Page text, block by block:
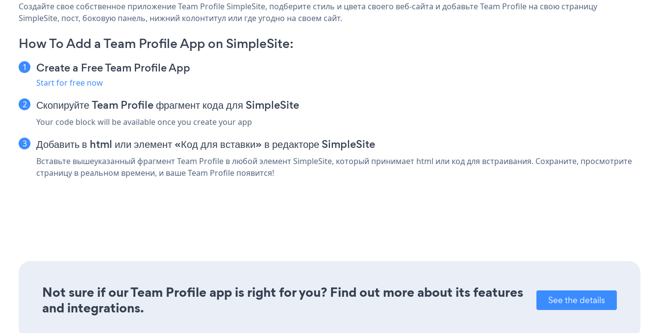
Создайте свое собственное приложение Team Profile SimpleSite, подберите стиль и цвета своего веб-сайта и добавьте Team Profile на свою страницу
SimpleSite, пост, боковую панель, нижний колонтитул или где угодно на своем сайт.
How To Add a Team Profile App on SimpleSite:
Create a Free Team Profile App
Start for free now
Скопируйте Team Profile фрагмент кода для SimpleSite
Your code block will be available once you create your app
Добавить в html или элемент «Код для вставки» в редакторе SimpleSite
Вставьте вышеуказанный фрагмент Team Profile в любой элемент SimpleSite, который принимает html или код для встраивания. Сохраните, просмотрите
страницу в реальном времени, и ваше Team Profile появится!
Not sure if our Team Profile app is right for you? Find out more about its features
and integrations.
See the details